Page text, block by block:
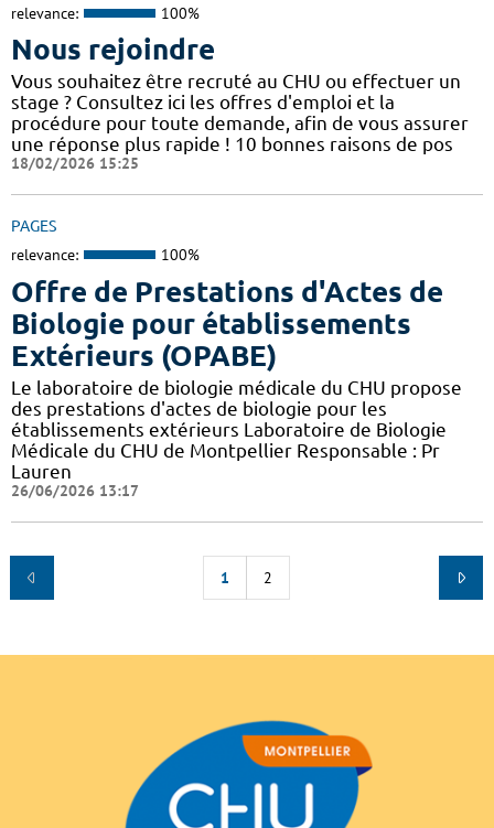
relevance: 100%
Nous rejoindre
Vous souhaitez être recruté au CHU ou effectuer un
stage ? Consultez ici les offres d'emploi et la
procédure pour toute demande, afin de vous assurer
une réponse plus rapide ! 10 bonnes raisons de pos
18/02/2026 15:25
PAGES
relevance: 100%
Offre de Prestations d'Actes de
Biologie pour établissements
Extérieurs (OPABE)
Le laboratoire de biologie médicale du CHU propose
des prestations d'actes de biologie pour les
établissements extérieurs Laboratoire de Biologie
Médicale du CHU de Montpellier Responsable : Pr
Lauren
26/06/2026 13:17
1 2